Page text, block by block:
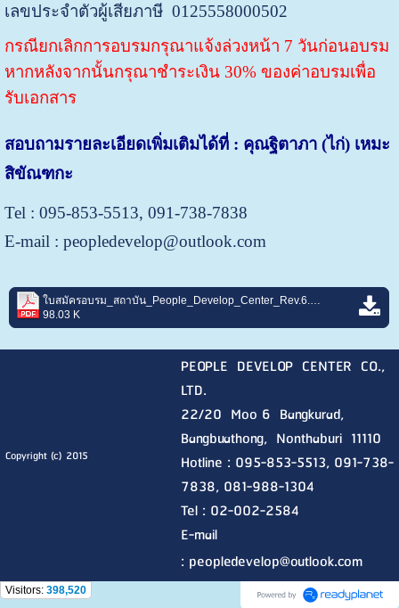
เลขประจำตัวผู้เสียภาษี 0125558000502
กรณียกเลิกการอบรมกรุณาแจ้งล่วงหน้า 7 วันก่อนอบรม
หากหลังจากนั้นกรุณาชำระเงิน 30% ของค่าอบรมเพื่อ
รับเอกสาร
สอบถามรายละเอียดเพิ่มเติมได้ที่ : คุณฐิตาภา (ไก่) เหมะ
สิขัณฑกะ
Tel : 095-853-5513, 091-738-7838
E-mail : peopledevelop@outlook.com
ใบสมัครอบรม_สถาบัน_People_Develop_Center_Rev.6.pdf
98.03 K
Copyright (c) 2015
PEOPLE DEVELOP CENTER CO.,
LTD.
22/20 Moo 6 Bangkurad,
Bangbuathong, Nonthaburi 11110
Hotline : 095-853-5513, 091-738-
7838, 081-988-1304
Tel : 02-002-2584
E-mail
: peopledevelop@outlook.com
Visitors: 398,520